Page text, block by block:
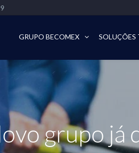
GRUPO BECOMEX SOLUÇÕES
grupo já